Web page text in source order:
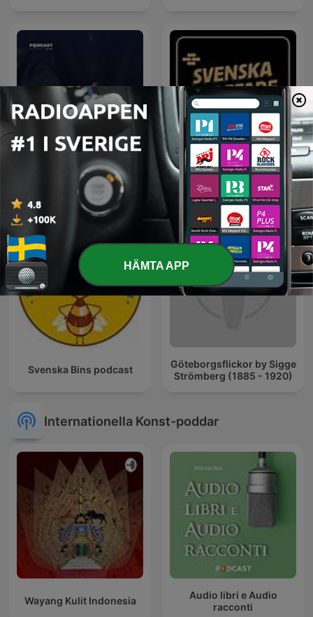
أغرب القضايا Svenska Graffare Podcast
Svenska Bins podcast
Göteborgsflickor by Sigge
Strömberg (1885 - 1920)
Internationella Konst-poddar
Wayang Kulit Indonesia
Audio libri e Audio
racconti
HÄMTA APP